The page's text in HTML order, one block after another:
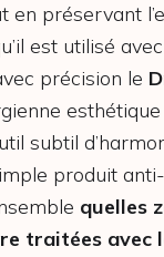
en préservant
est utilisé
précision le
subtil
produit
quelles
traitées avec